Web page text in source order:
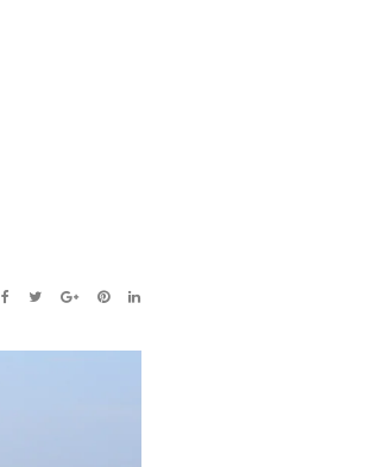
FACEBOOK
TWITTER
GOOGLE+PINTEREST
LINKEDIN